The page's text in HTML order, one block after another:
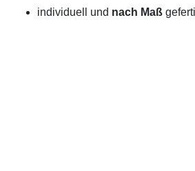
individuell und nach Maß